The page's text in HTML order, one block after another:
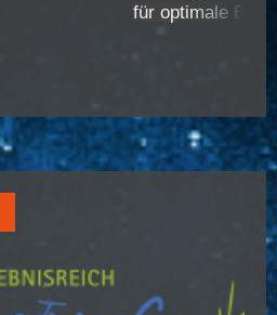
für optimale